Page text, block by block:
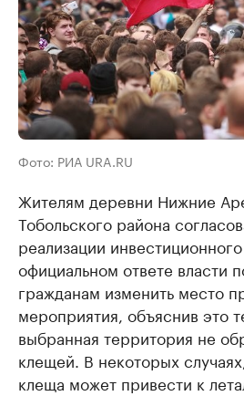
Фото: РИА URA.RU
Жителям деревни Нижние
Тобольского района
реализации
официальном ответе власти
гражданам изменить место
мероприятия, объяснив это
выбранная территория не
клещей. В некоторых
клеща может привести к